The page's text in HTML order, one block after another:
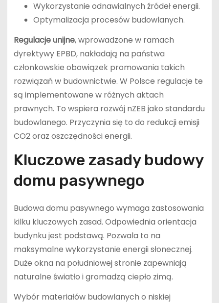
Wykorzystanie odnawialnych źródeł energii.
Optymalizacja procesów budowlanych.
Regulacje unijne, wprowadzone w ramach
dyrektywy EPBD, nakładają na państwa
członkowskie obowiązek promowania takich
rozwiązań w budownictwie. W Polsce regulacje te
są implementowane w różnych aktach
prawnych. To wspiera rozwój nZEB jako standardu
budowlanego. Przyczynia się to do redukcji emisji
CO2 oraz oszczędności energii.
Kluczowe zasady budowy
domu pasywnego
Budowa domu pasywnego wymaga zastosowania
kilku kluczowych zasad. Odpowiednia orientacja
budynku jest podstawą. Pozwala to na
maksymalne wykorzystanie energii słonecznej.
Duże okna na południowej stronie zapewniają
naturalne światło i gromadzą ciepło zimą.
Wybór materiałów budowlanych o niskiej